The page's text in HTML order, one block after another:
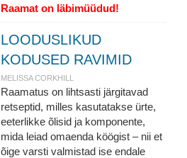
Raamat on läbimüüdud!
LOODUSLIKUD
KODUSED RAVIMID
MELISSA CORKHILL
Raamatus on lihtsasti järgitavad
retseptid, milles kasutatakse ürte,
eeterlikke õlisid ja komponente,
mida leiad omaenda köögist – nii et
õige varsti valmistad ise endale